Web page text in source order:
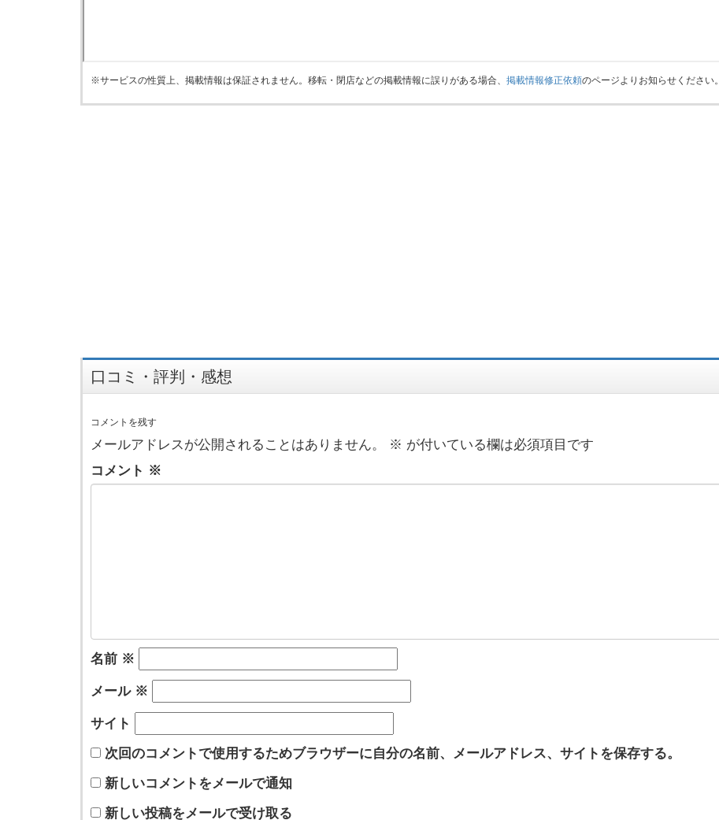
※サービスの性質上、掲載情報は保証されません。移転・閉店などの掲載情報に誤りがある場合、 掲載情報修正依頼のページよりお知らせください。
口コミ・評判・感想
コメントを残す
メールアドレスが公開されることはありません。 ※ が付いている欄は必須項目です
コメント ※
名前 ※
メール ※
サイト
次回のコメントで使用するためブラウザーに自分の名前、メールアドレス、サイトを保存する。
新しいコメントをメールで通知
新しい投稿をメールで受け取る